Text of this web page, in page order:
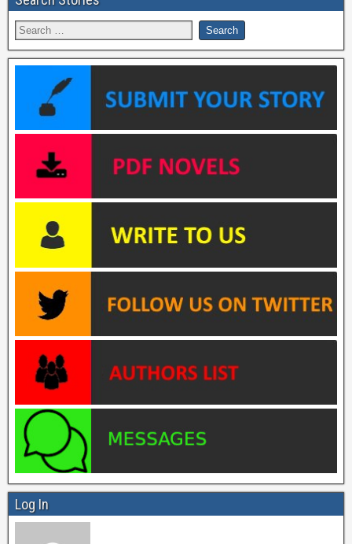
Log In